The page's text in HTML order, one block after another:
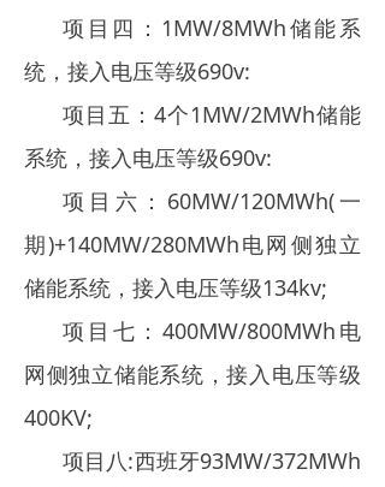
项目四：1MW/8MWh储能系
统，接入电压等级690v:
项目五：4个1MW/2MWh储能
系统，接入电压等级690v:
项目六：60MW/120MWh(一
期)+140MW/280MWh电网侧独立
储能系统，接入电压等级134kv;
项目七：400MW/800MWh电
网侧独立储能系统，接入电压等级
400KV;
项目八:西班牙93MW/372MWh